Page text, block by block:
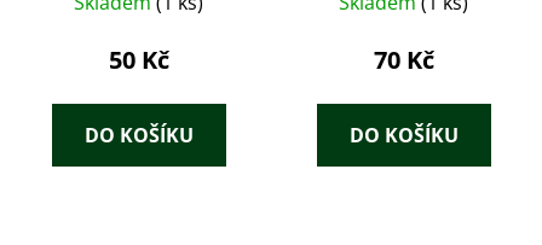
50 Kč
DO KOŠÍKU
70 Kč
DO KOŠÍKU